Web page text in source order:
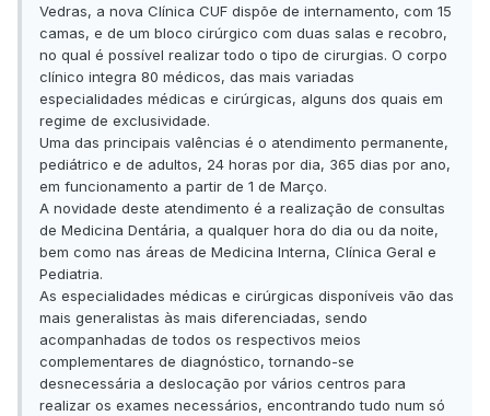
Vedras, a nova Clínica CUF dispõe de internamento, com 15
camas, e de um bloco cirúrgico com duas salas e recobro,
no qual é possível realizar todo o tipo de cirurgias. O corpo
clínico integra 80 médicos, das mais variadas
especialidades médicas e cirúrgicas, alguns dos quais em
regime de exclusividade.
Uma das principais valências é o atendimento permanente,
pediátrico e de adultos, 24 horas por dia, 365 dias por ano,
em funcionamento a partir de 1 de Março.
A novidade deste atendimento é a realização de consultas
de Medicina Dentária, a qualquer hora do dia ou da noite,
bem como nas áreas de Medicina Interna, Clínica Geral e
Pediatria.
As especialidades médicas e cirúrgicas disponíveis vão das
mais generalistas às mais diferenciadas, sendo
acompanhadas de todos os respectivos meios
complementares de diagnóstico, tornando-se
desnecessária a deslocação por vários centros para
realizar os exames necessários, encontrando tudo num só